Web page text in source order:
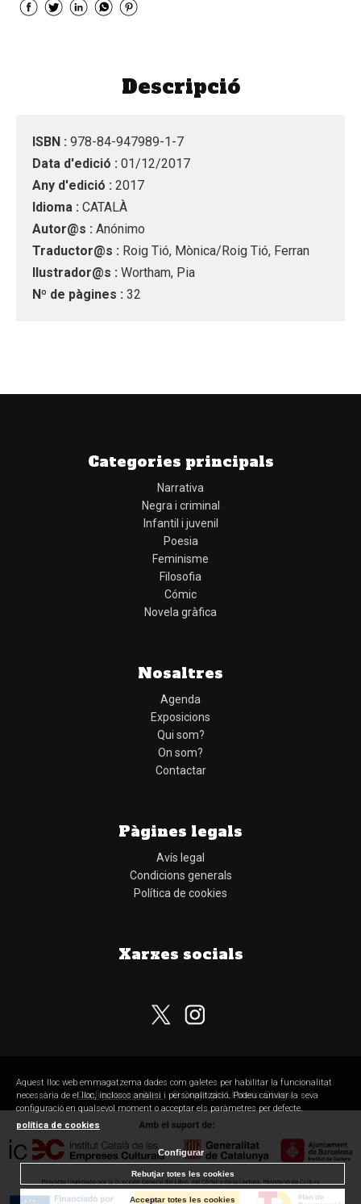
Descripció
ISBN : 978-84-947989-1-7
Data d'edició : 01/12/2017
Any d'edició : 2017
Idioma : CATALÀ
Autor@s : Anónimo
Traductor@s : Roig Tió, Mònica/Roig Tió, Ferran
Ilustrador@s : Wortham, Pia
Nº de pàgines : 32
Categories principals
Narrativa
Negra i criminal
Infantil i juvenil
Poesia
Feminisme
Filosofia
Cómic
Novela gràfica
Nosaltres
Agenda
Exposicions
Qui som?
On som?
Contactar
Pàgines legals
Avís legal
Condicions generals
Política de cookies
Xarxes socials
Configurar cookies © Copyright Llibreria Obaga
Aquest lloc web emmagatzema dades com galetes per habilitar la funcionalitat
necessària de el lloc, inclosos anàlisi i personalització. Podeu canviar la seva
configuració en qualsevol moment o acceptar els paràmetres per defecte.
política de cookies
Configurar
Rebutjar totes les cookies
Acceptar totes les cookies